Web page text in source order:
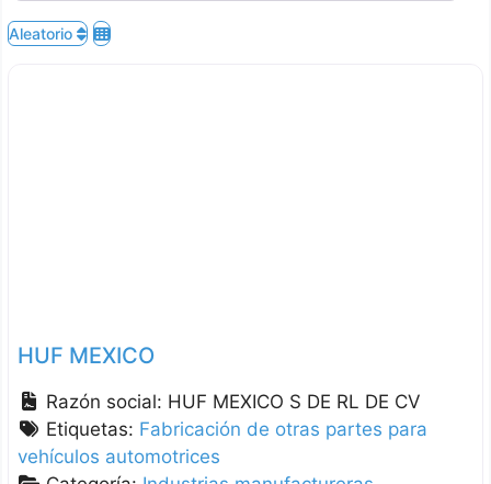
Aleatorio
HUF MEXICO
Razón social: HUF MEXICO S DE RL DE CV
Etiquetas: Fabricación de otras partes para
vehículos automotrices